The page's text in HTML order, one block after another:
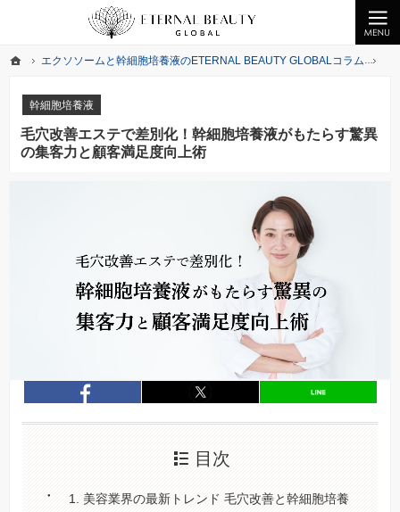
エクソソームと幹細胞培養液のETERNAL BEAUTY GLOBALコラム 幹
幹細胞培養液
毛穴改善エステで差別化！幹細胞培養液がもたらす驚異
の集客力と顧客満足度向上術
クライオエレクトロポレーションの無料提供、ヒト幹細胞化粧品なら美の最先端をお届けする
業務用エレクトロポレーションの無償提供ならびエクソソーム・幹細胞培養液を提供中
entry880 entry880
目次
1. 美容業界の最新トレンド 毛穴改善と幹細胞培養
ホーム
エクソソームと幹細胞培養液のETERNAL BEAUTY GLOBALコラム